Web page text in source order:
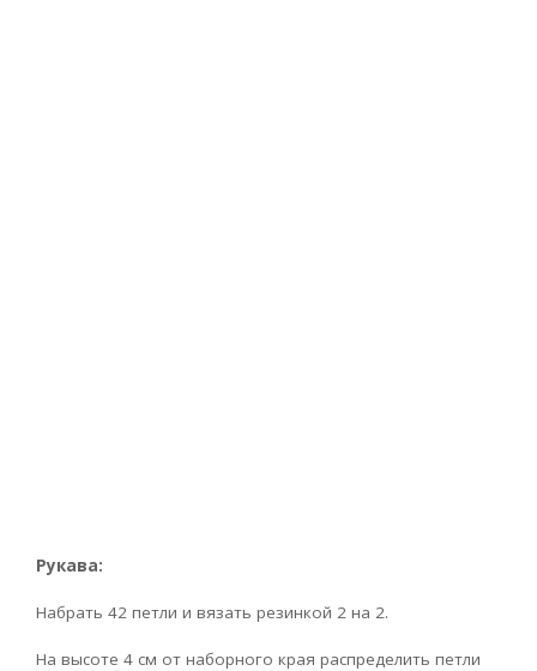
Рукава:
Набрать 42 петли и вязать резинкой 2 на 2.
На высоте 4 см от наборного края распределить петли